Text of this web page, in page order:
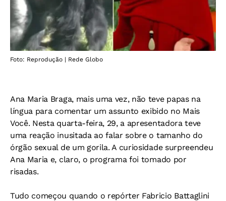
Foto: Reprodução | Rede Globo
Ana Maria Braga, mais uma vez, não teve papas na
língua para comentar um assunto exibido no Mais
Você. Nesta quarta-feira, 29, a apresentadora teve
uma reação inusitada ao falar sobre o tamanho do
órgão sexual de um gorila. A curiosidade surpreendeu
Ana Maria e, claro, o programa foi tomado por
risadas.
Tudo começou quando o repórter Fabricio Battaglini